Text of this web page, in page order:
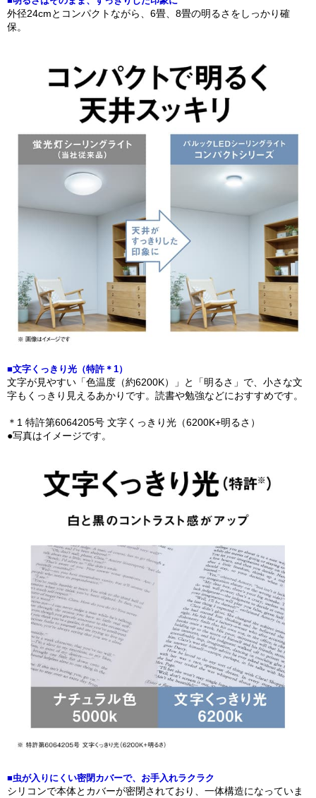
外径24cmとコンパクトながら、6畳、8畳の明るさをしっかり確
保。
■文字くっきり光（特許＊1）
文字が見やすい「色温度（約6200K）」と「明るさ」で、小さな文
字もくっきり見えるあかりです。読書や勉強などにおすすめです。
＊1 特許第6064205号 文字くっきり光（6200K+明るさ）
●写真はイメージです。
■虫が入りにくい密閉カバーで、お手入れラクラク
シリコンで本体とカバーが密閉されており、一体構造になっていま